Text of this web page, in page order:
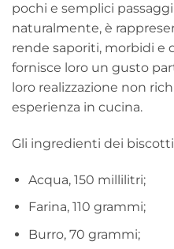
pochi e semplici
naturalmente, è
rende saporiti, morbidi e
fornisce loro un gusto
loro realizzazione non
esperienza in cucina.
Gli ingredienti dei
Acqua, 150 millilitri;
Farina, 110 grammi;
Burro, 70 grammi;